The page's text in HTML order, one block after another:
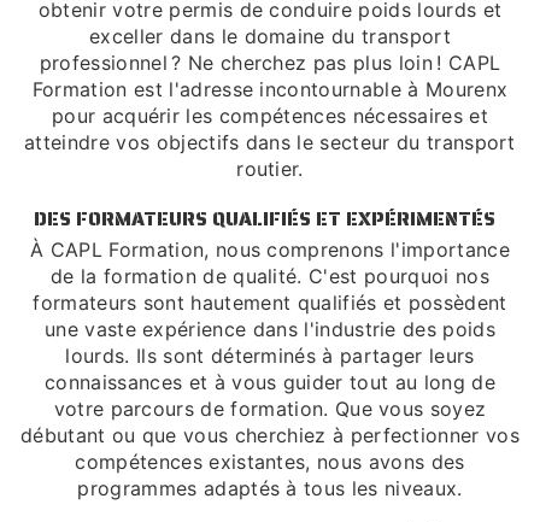
obtenir votre permis de conduire poids lourds et
exceller dans le domaine du transport
professionnel ? Ne cherchez pas plus loin ! CAPL
Formation est l'adresse incontournable à Mourenx
pour acquérir les compétences nécessaires et
atteindre vos objectifs dans le secteur du transport
routier.
DES FORMATEURS QUALIFIÉS ET EXPÉRIMENTÉS
À CAPL Formation, nous comprenons l'importance
de la formation de qualité. C'est pourquoi nos
formateurs sont hautement qualifiés et possèdent
une vaste expérience dans l'industrie des poids
lourds. Ils sont déterminés à partager leurs
connaissances et à vous guider tout au long de
votre parcours de formation. Que vous soyez
débutant ou que vous cherchiez à perfectionner vos
compétences existantes, nous avons des
programmes adaptés à tous les niveaux.